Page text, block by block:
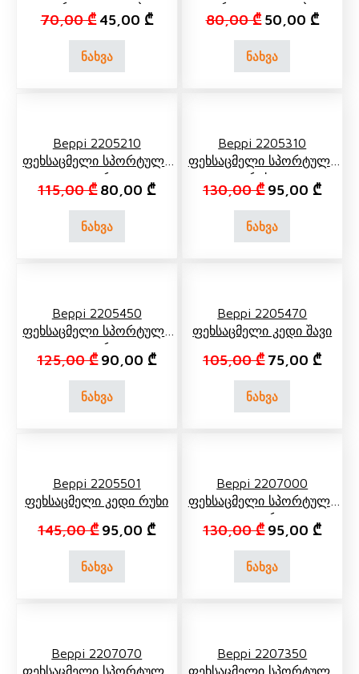
Თეთრი, Ყვავილებით
70,00₾ Original price was: 70,00 ₾.
45,00 ₾Current price is: 45,00 ₾.
ნახვა
Ლურჯი, Ყვავილებით
80,00₾ Original price
50,00 ₾
ნახვა
Beppi 2205210
Ფეხსაცმელი Სპორტული
Თეთრი
115,00₾ Original price was: 115,00 ₾.
80,00 ₾Current price is: 80,00 ₾.
ნახვა
Beppi 2205310
Ფეხსაცმელი Სპორტული
Რუხი
130,00₾ Original price
95,00 ₾
ნახვა
Beppi 2205450
Ფეხსაცმელი Სპორტული
Თეთრი
125,00₾ Original price was: 125,00 ₾.
90,00 ₾Current price is: 90,00 ₾.
ნახვა
Beppi 2205470
Ფეხსაცმელი Კედი Შავი
105,00₾ Original price
75,00 ₾
ნახვა
Beppi 2205501
Ფეხსაცმელი Კედი Რუხი
145,00₾ Original price was: 145,00 ₾.
95,00 ₾Current price is: 95,00 ₾.
ნახვა
Beppi 2207000
Ფეხსაცმელი Სპორტული
Თეთრი
130,00₾ Original price
95,00 ₾
ნახვა
Beppi 2207070
Ფეხსაცმელი Სპორტული
Beppi 2207350
Ფეხსაცმელი Სპორტული